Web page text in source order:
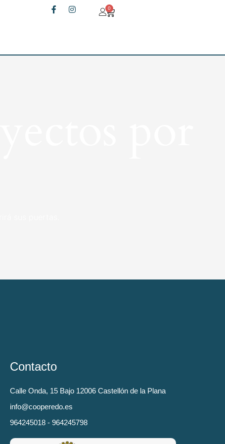
0
Contacto
Calle Onda, 15 Bajo 12006 Castellón de la Plana
info@cooperedo.es
964245018 - 964245798